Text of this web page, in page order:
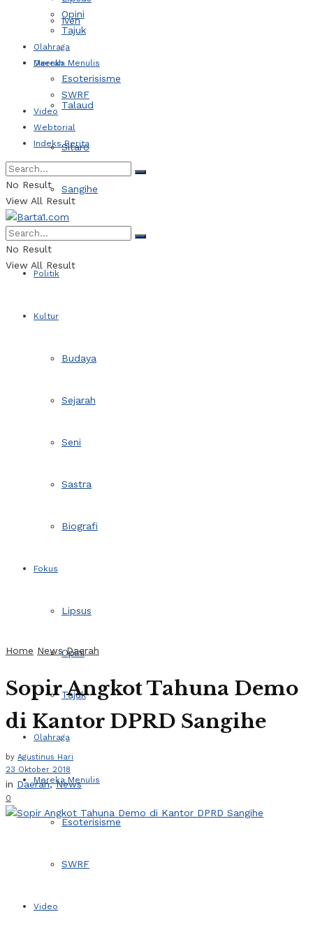
Iven
Daerah
Talaud
Sitaro
Sangihe
Politik
Kultur
Budaya
Sejarah
Seni
Sastra
Biografi
Fokus
Lipsus
Opini
Tajuk
Olahraga
Mereka Menulis
Esoterisisme
SWRF
Video
Opini
Tajuk
Olahraga
Mereka Menulis
Esoterisisme
SWRF
Video
Webtorial
Indeks Berita
No Result
View All Result
No Result
View All Result
Home News Daerah
Sopir Angkot Tahuna Demo
di Kantor DPRD Sangihe
by Agustinus Hari
23 Oktober 2018
in Daerah,News
0